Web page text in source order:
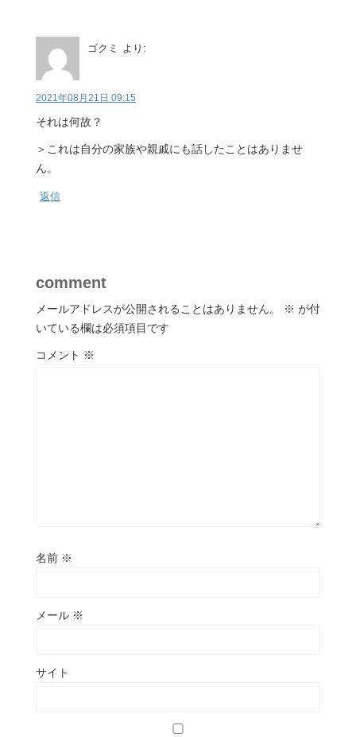
ゴクミ より:
2021年08月21日 09:15
それは何故？
＞これは自分の家族や親戚にも話したことはありませ
ん。
返信
comment
メールアドレスが公開されることはありません。 ※ が付
いている欄は必須項目です
コメント ※
名前 ※
メール ※
サイト